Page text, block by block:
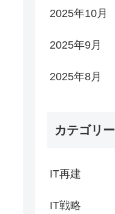
2025年10月
2025年9月
2025年8月
カテゴリー
IT再建
IT戦略